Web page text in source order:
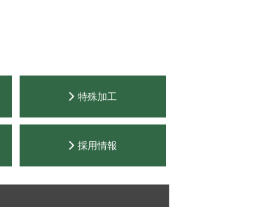
特殊加工
採用情報